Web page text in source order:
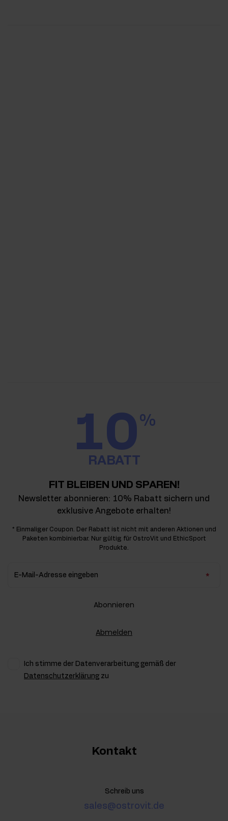
10%
RABATT
FIT BLEIBEN UND SPAREN!
Newsletter abonnieren: 10% Rabatt sichern und
exklusive Angebote erhalten!
* Einmaliger Coupon. Der Rabatt ist nicht mit anderen Aktionen und
Paketen kombinierbar. Nur gültig für OstroVit und EthicSport
Produkte.
E-Mail-Adresse eingeben
Abonnieren
Abmelden
Ich stimme der Datenverarbeitung gemäß der
Datenschutzerklärung zu
Kontakt
Schreib uns
sales@ostrovit.de